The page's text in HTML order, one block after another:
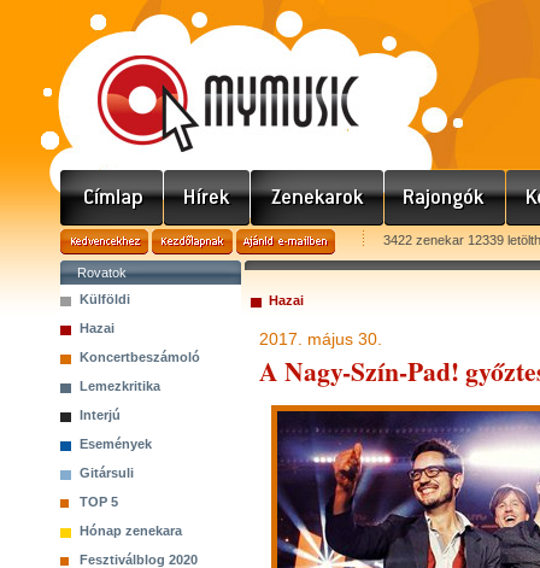
3422 zenekar 12339
Rovatok
Külföldi
Hazai
Koncertbeszámoló
Lemezkritika
Interjú
Események
Gitársuli
TOP 5
Hónap zenekara
Fesztiválblog 2020
Hazai
2017. május 30.
A Nagy-Szín-Pad!